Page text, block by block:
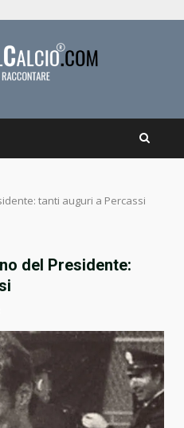
tanti auguri a Percassi
del Presidente: